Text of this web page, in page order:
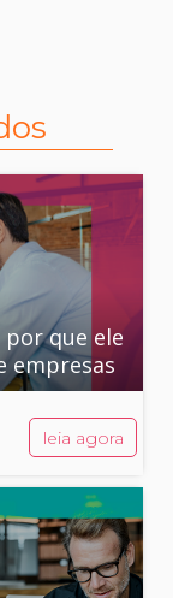
por que ele
empresas
leia agora